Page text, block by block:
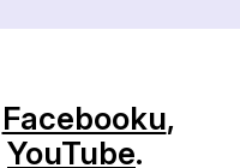
Facebooku,
YouTube.